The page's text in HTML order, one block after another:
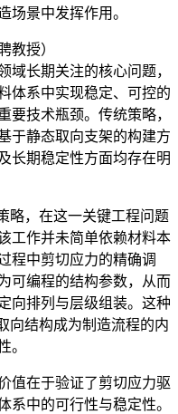
场景中发挥作用。
教授）
域长期关注的核心问题，
体系中实现稳定、可控的
要技术瓶颈。传统策略，
于静态取向支架的构建方
长期稳定性方面均存在明
略，在这一关键工程问题
工作并未简单依赖材料本
程中剪切应力的精确调
可编程的结构参数，从而
向排列与层级组装。这种
向结构成为制造流程的内
。
值在于验证了剪切应力驱
系中的可行性与稳定性。